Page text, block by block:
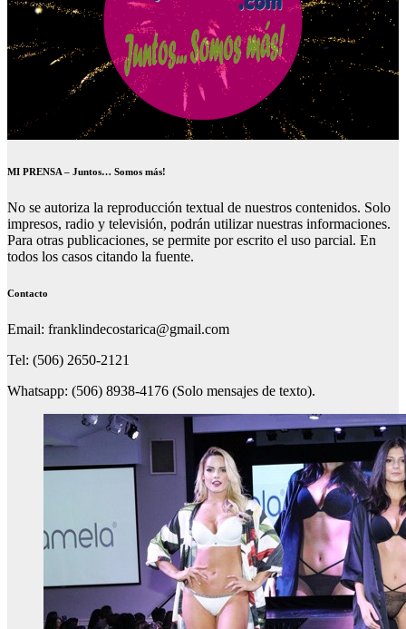
MI PRENSA – Juntos… Somos más!
No se autoriza la reproducción textual de nuestros contenidos. Solo
impresos, radio y televisión, podrán utilizar nuestras informaciones.
Para otras publicaciones, se permite por escrito el uso parcial. En
todos los casos citando la fuente.
Contacto
Email: franklindecostarica@gmail.com
Tel: (506) 2650-2121
Whatsapp: (506) 8938-4176 (Solo mensajes de texto).